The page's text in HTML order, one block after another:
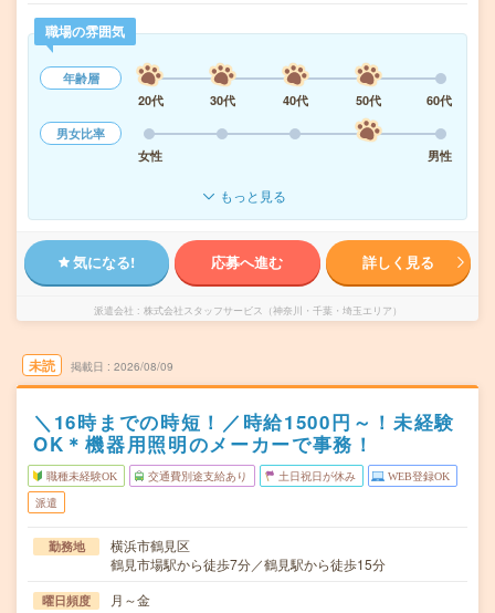
職場の雰囲気
年齢層
20代
30代 40代 50代
60代
男女比率
女性
男性
もっと見る
気になる! 応募へ進む 詳しく見る
派遣会社 株式会社スタッフサービス（神奈川・千葉・埼玉エリア）
未読 掲載日 2026/08/09
＼16時までの時短！／時給1500円～！未経験
OK＊機器用照明のメーカーで事務！
職種未経験OK 交通費別途支給あり 土日祝日が休み WEB登録OK
派遣
勤務地
横浜市鶴見区
鶴見市場駅から徒歩7分／鶴見駅から徒歩15分
曜日頻度 月～金